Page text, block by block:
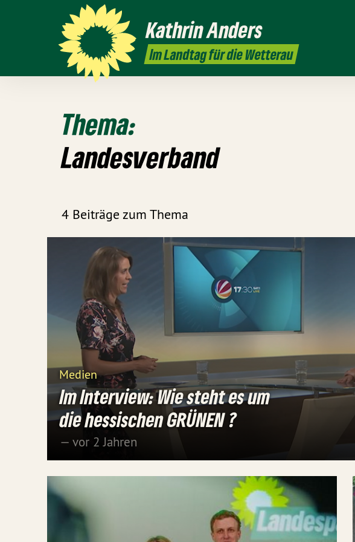
KathrinAnders
Im Landtag für die Wetterau
Thema:
Landesverband
4 Beiträge zum Thema
Medien
Im Interview: Wie steht es um
die hessischen GRÜNEN ?
— vor 2 Jahren